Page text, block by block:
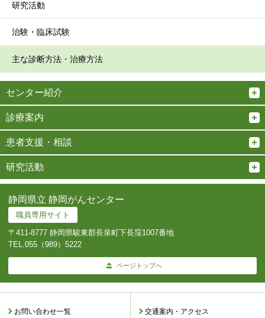
研究活動
治験・臨床試験
主な診断方法・治療方法
センター紹介
診療案内
患者支援・相談
研究活動
静岡県立 静岡がんセンター
職員専用サイト
〒411-8777 静岡県駿東郡長泉町下長窪1007番地
TEL. 055（989）5222
ページトップへ
お問い合わせ一覧 交通案内・アクセス